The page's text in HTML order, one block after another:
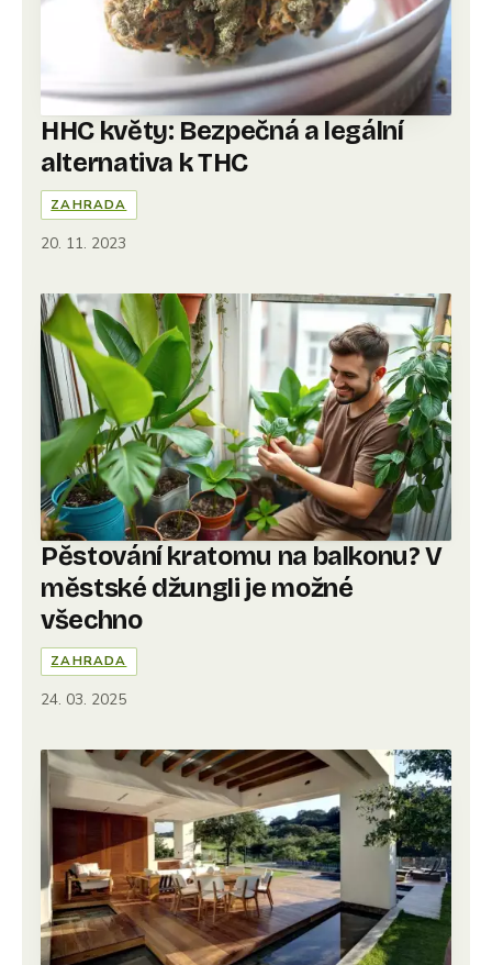
HHC květy: Bezpečná a legální
alternativa k THC
ZAHRADA
20. 11. 2023
Pěstování kratomu na balkonu? V
městské džungli je možné
všechno
ZAHRADA
24. 03. 2025